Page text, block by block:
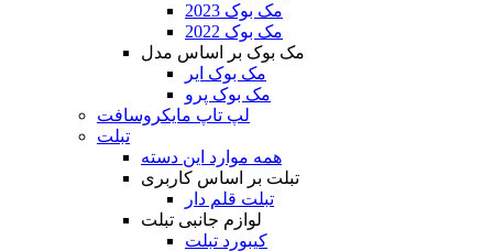
مک بوک 2023
مک بوک 2022
مک بوک بر اساس مدل
مک بوک ایر
مک بوک پرو
لپ تاپ مایکروسافت
تبلت
همه موارد این دسته
تبلت بر اساس کاربری
تبلت قلم دار
لوازم جانبی تبلت
کیبورد تبلت